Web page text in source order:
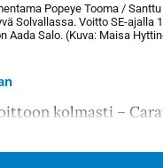
Popeye Tooma /
Solvallassa. Voitto SE-ajalla
Aada Salo. (Kuva: Maisa
kolmasti –